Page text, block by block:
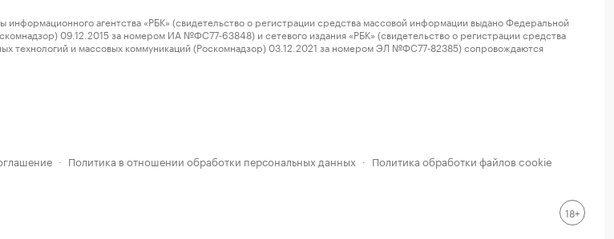
агентства «РБК» (свидетельство о регистрации средства массовой информации выдано Федеральной
09.12.2015 за номером ИА №ФС77-63848) и сетевого издания «РБК» (свидетельство о регистрации средства
технологий и массовых коммуникаций (Роскомнадзор) 03.12.2021 за номером ЭЛ №ФС77-82385) сопровождаются
· Политика в отношении обработки персональных данных · Политика обработки файлов cookie
18+